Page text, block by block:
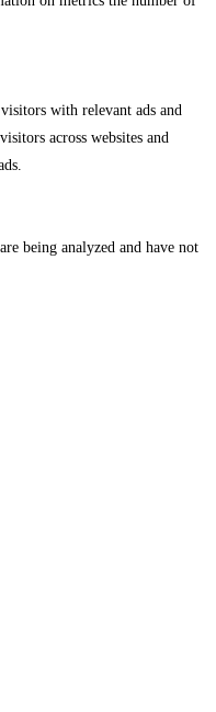
with relevant ads and
across websites and
being analyzed and have not